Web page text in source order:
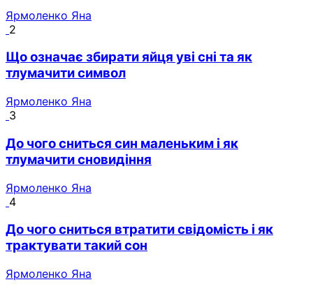
Ярмоленко Яна
2
Що означає збирати яйця уві сні та як
тлумачити символ
Ярмоленко Яна
3
До чого сниться син маленьким і як
тлумачити сновидіння
Ярмоленко Яна
4
До чого сниться втратити свідомість і як
трактувати такий сон
Ярмоленко Яна